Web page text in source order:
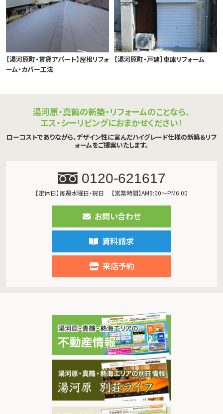
【湯河原町・賃貸アパート】屋根リフォ
ーム・カバー工法
【湯河原町・戸建】車庫リフォーム
湯河原・真鶴の新築・リフォームのことなら、
エス・シーリビングにおまかせください！
ローコストでありながら、デザイン性に富んだハイグレード仕様の新築＆リフ
ォームをご提案いたします。
0120-621617
【定休日】毎週水曜日・祝日 【営業時間】AM9:00～PM6:00
お問い合わせ
資料請求
来店予約